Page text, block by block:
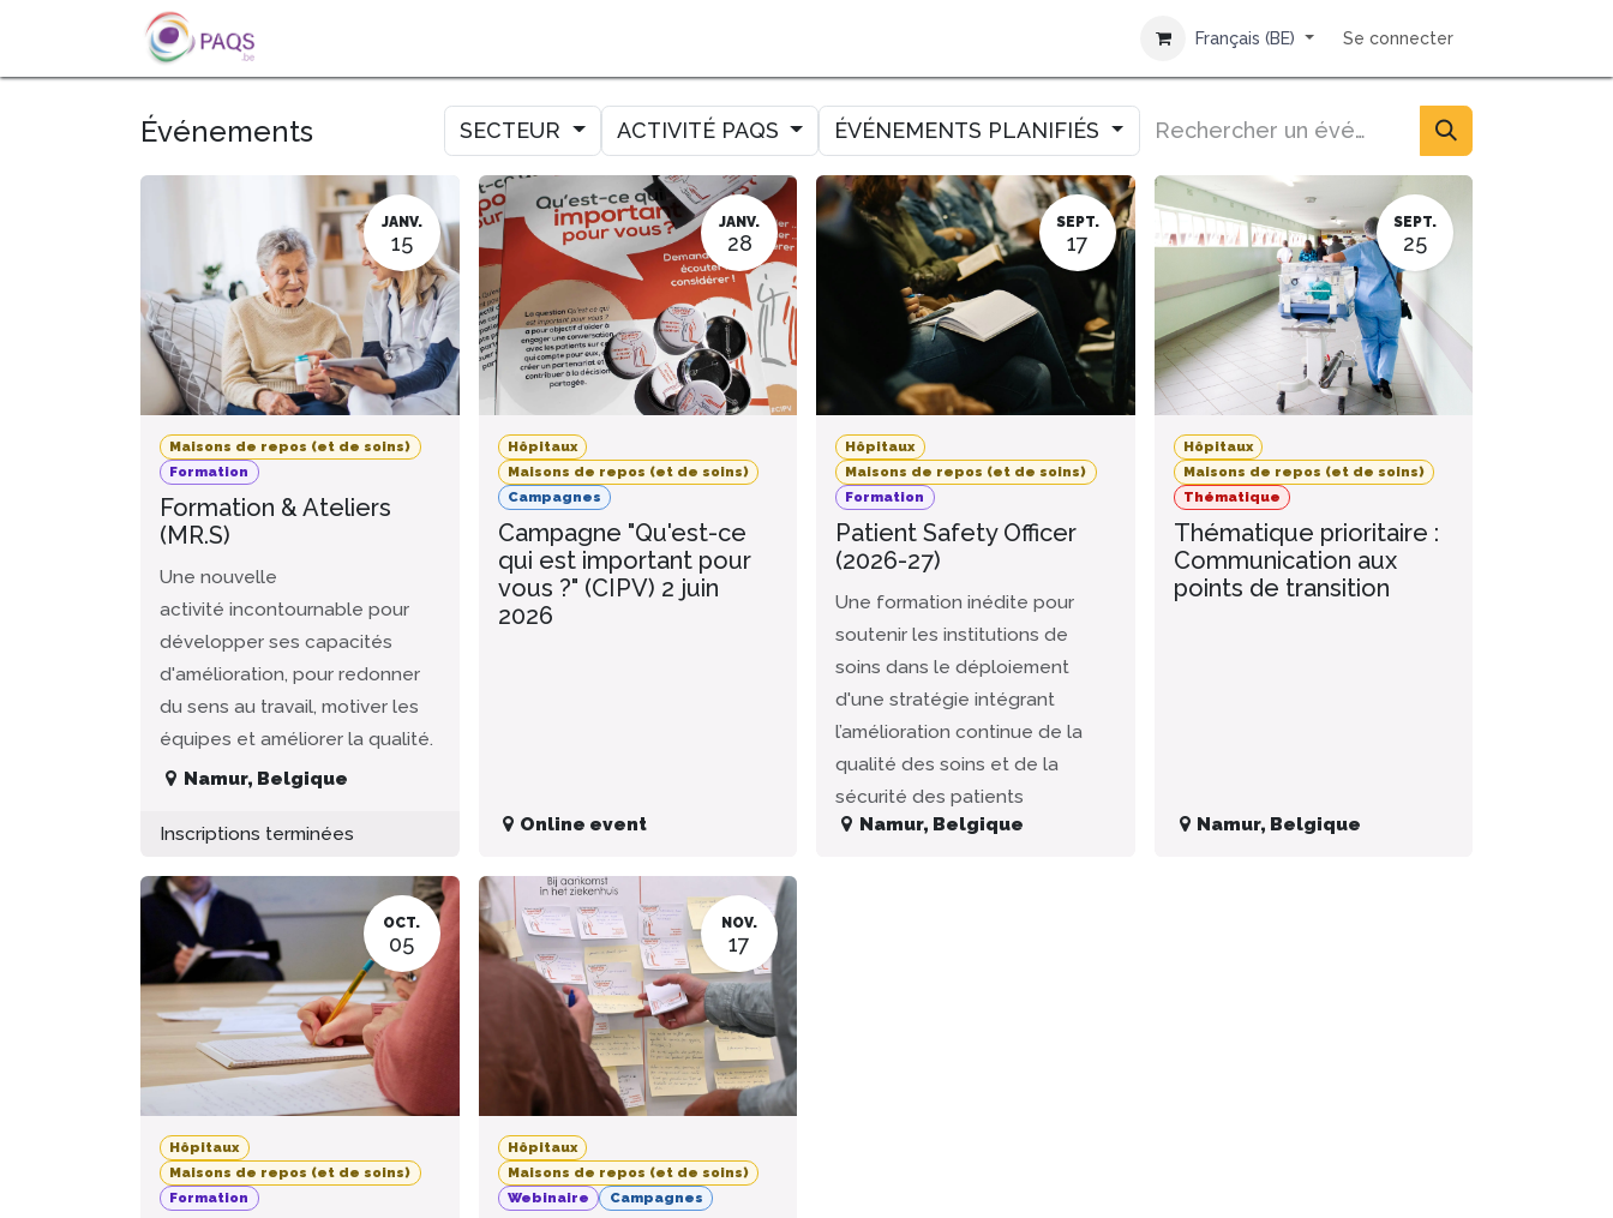
SE RENDRE AU CONTENU
Français (BE) Se connecter
Événements SECTEUR ACTIVITÉ PAQS ÉVÉNEMENTS PLANIFIÉS
JANV.
15
Maisons de repos (et de soins)
Formation
Formation & Ateliers
(MR.S)
Une nouvelle
activité incontournable pour
développer ses capacités
d'amélioration, pour redonner
du sens au travail, motiver les
équipes et améliorer la qualité.
Namur, Belgique
Inscriptions terminées
JANV.
28
Hôpitaux
Maisons de repos (et de soins)
Campagnes
Campagne "Qu'est-ce
qui est important pour
vous ?" (CIPV) 2 juin
2026
Online event
SEPT.
17
Hôpitaux
Maisons de repos (et de soins)
Formation
Patient Safety Officer
(2026-27)
Une formation inédite pour
soutenir les institutions de
soins dans le déploiement
d'une stratégie intégrant
l’amélioration continue de la
qualité des soins et de la
sécurité des patients
Namur, Belgique
SEPT.
25
Hôpitaux
Maisons de repos (et de soins)
Thématique
Thématique prioritaire :
Communication aux
points de transition
Namur, Belgique
OCT.
05
Hôpitaux
Maisons de repos (et de soins)
Formation
NOV.
17
Hôpitaux
Maisons de repos (et de soins)
Webinaire
Campagnes